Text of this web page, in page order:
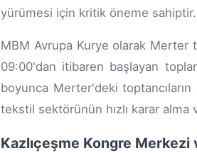
yürümesi için kritik öneme sahiptir.
MBM Avrupa Kurye olarak Merter
09:00'dan itibaren başlayan
boyunca Merter'deki
tekstil sektörünün hızlı karar
Kazlıçeşme Kongre Merkezi